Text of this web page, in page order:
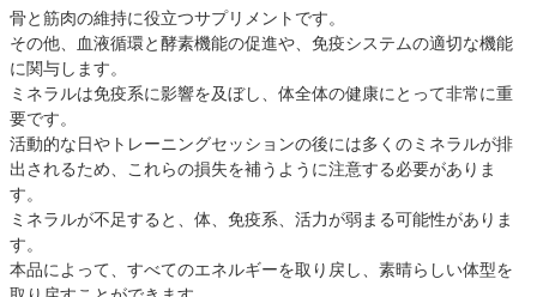
骨と筋肉の維持に役立つサプリメントです。
その他、血液循環と酵素機能の促進や、免疫システムの適切な機能
に関与します。
ミネラルは免疫系に影響を及ぼし、体全体の健康にとって非常に重
要です。
活動的な日やトレーニングセッションの後には多くのミネラルが排
出されるため、これらの損失を補うように注意する必要がありま
す。
ミネラルが不足すると、体、免疫系、活力が弱まる可能性がありま
す。
本品によって、すべてのエネルギーを取り戻し、素晴らしい体型を